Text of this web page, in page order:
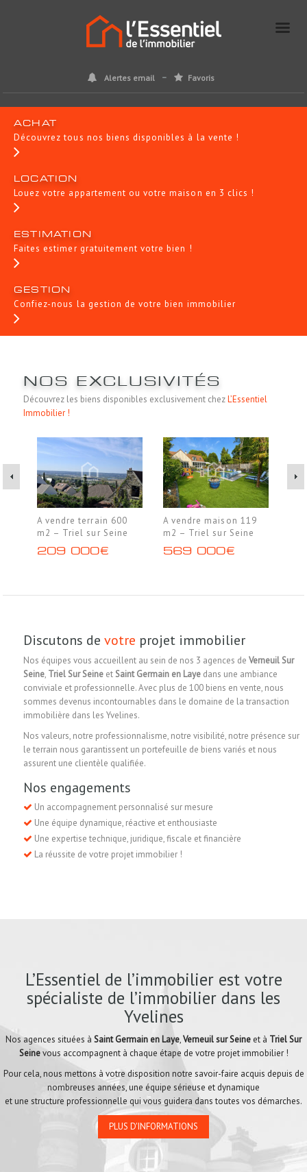
Alertes email Favoris
ACHAT
Découvrez tous nos biens disponibles à la vente !
LOCATION
Louez votre appartement ou votre maison en 3 clics !
ESTIMATION
Faites estimer gratuitement votre bien !
GESTION
Confiez-nous la gestion de votre bien immobilier
NOS EXCLUSIVITÉS
Découvrez les biens disponibles exclusivement chezL’Essentiel
Immobilier !
A vendre terrain 600
m2 – Triel sur Seine
209 000€
A vendre maison 119
m2 – Triel sur Seine
569 000€
Discutons de votre projet immobilier
Nos équipes vous accueillent au sein de nos 3 agences de Verneuil Sur
Seine, Triel Sur Seine et Saint Germain en Laye dans une ambiance
conviviale et professionnelle. Avec plus de 100 biens en vente, nous
sommes devenus incontournables dans le domaine de la transaction
immobilière dans les Yvelines.
Nos valeurs, notre professionnalisme, notre visibilité, notre présence sur
le terrain nous garantissent un portefeuille de biens variés et nous
assurent une clientèle qualifiée.
Nos engagements
Un accompagnement personnalisé sur mesure
Une équipe dynamique, réactive et enthousiaste
Une expertise technique, juridique, fiscale et financière
La réussite de votre projet immobilier !
L’Essentiel de l’immobilier est votre
spécialiste de l’immobilier dans les
Yvelines
Nos agences situées à Saint Germain en Laye,Verneuil sur Seine et à Triel Sur
Seinevous accompagnent à chaque étape de votre projet immobilier !
Pour cela, nous mettons à votre disposition notre savoir-faire acquis depuis de
nombreuses années, une équipe sérieuse et dynamique
et une structure professionnelle qui vous guidera dans toutes vos démarches.
PLUS D'INFORMATIONS